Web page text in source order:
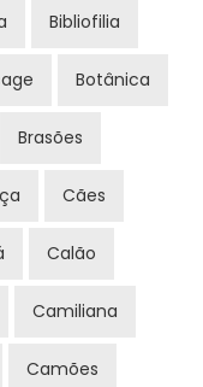
Bibliofilia
Botânica
Brasões
Cães
Calão
Camiliana
Camões